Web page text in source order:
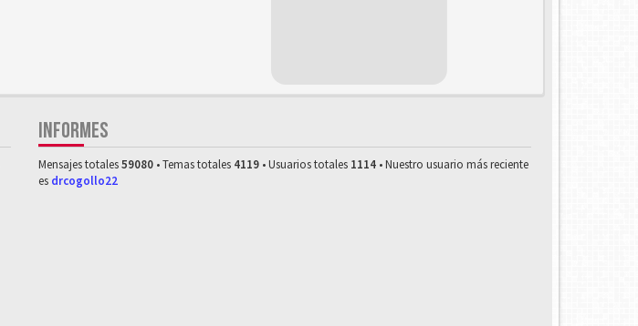
INFORMES
Mensajes totales59080 • Temas totales 4119 • Usuarios totales 1114 • Nuestro usuario más reciente
es drcogollo22